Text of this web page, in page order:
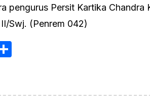
pengurus Persit Kartika Chandra
Swj. (Penrem 042)